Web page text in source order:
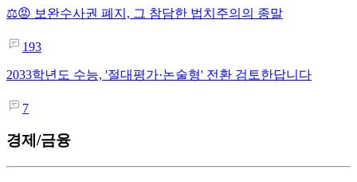
⚖️😡 보완수사권 폐지, 그 참담한 법치주의의 종말
193
2033학년도 수능, '절대평가·논술형' 전환 검토한답니다
7
경제/금융